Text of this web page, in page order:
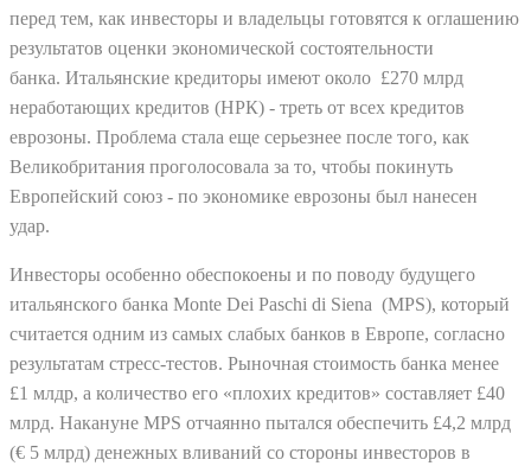
перед тем, как инвесторы и владельцы готовятся к оглашению
результатов оценки экономической состоятельности
банка. Итальянские кредиторы имеют около £270 млрд
неработающих кредитов (НРК) - треть от всех кредитов
еврозоны. Проблема стала еще серьезнее после того, как
Великобритания проголосовала за то, чтобы покинуть
Европейский союз - по экономике еврозоны был нанесен
удар.
Инвесторы особенно обеспокоены и по поводу будущего
итальянского банка Monte Dei Paschi di Siena (MPS), который
считается одним из самых слабых банков в Европе, согласно
результатам стресс-тестов. Рыночная стоимость банка менее
£1 млдр, а количество его «плохих кредитов» составляет £40
млрд. Накануне MPS отчаянно пытался обеспечить £4,2 млрд
(€ 5 млрд) денежных вливаний со стороны инвесторов в